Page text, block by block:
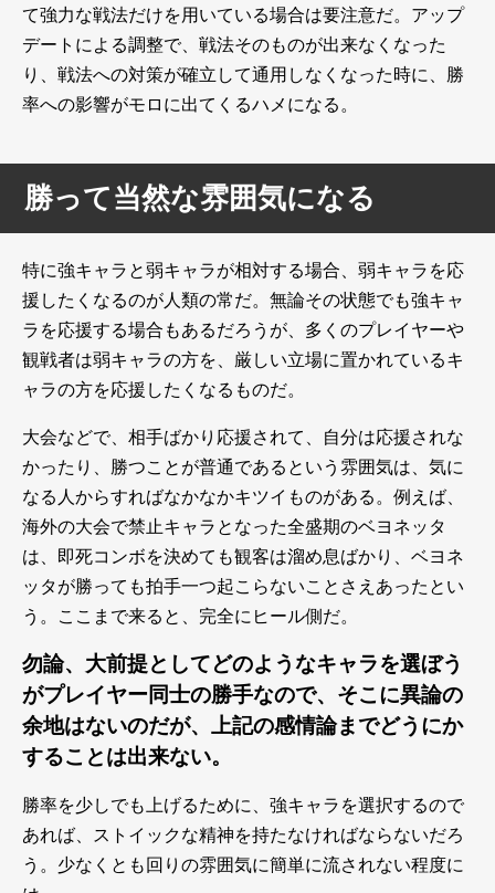
て強力な戦法だけを用いている場合は要注意だ。アップ
デートによる調整で、戦法そのものが出来なくなった
り、戦法への対策が確立して通用しなくなった時に、勝
率への影響がモロに出てくるハメになる。
勝って当然な雰囲気になる
特に強キャラと弱キャラが相対する場合、弱キャラを応
援したくなるのが人類の常だ。無論その状態でも強キャ
ラを応援する場合もあるだろうが、多くのプレイヤーや
観戦者は弱キャラの方を、厳しい立場に置かれているキ
ャラの方を応援したくなるものだ。
大会などで、相手ばかり応援されて、自分は応援されな
かったり、勝つことが普通であるという雰囲気は、気に
なる人からすればなかなかキツイものがある。例えば、
海外の大会で禁止キャラとなった全盛期のベヨネッタ
は、即死コンボを決めても観客は溜め息ばかり、ベヨネ
ッタが勝っても拍手一つ起こらないことさえあったとい
う。ここまで来ると、完全にヒール側だ。
勿論、大前提としてどのようなキャラを選ぼう
がプレイヤー同士の勝手なので、そこに異論の
余地はないのだが、上記の感情論までどうにか
することは出来ない。
勝率を少しでも上げるために、強キャラを選択するので
あれば、ストイックな精神を持たなければならないだろ
う。少なくとも回りの雰囲気に簡単に流されない程度に